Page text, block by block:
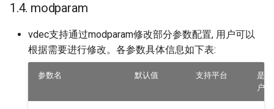
1.4. modparam
vdec支持通过modparam修改部分参数配置, 用户可以
根据需要进行修改。各参数具体信息如下表:
参数名 默认值 支持平台
是
户